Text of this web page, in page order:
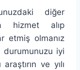
diğer
hizmet alıp
etmiş olmanız
durumunuzu iyi
ve yılı